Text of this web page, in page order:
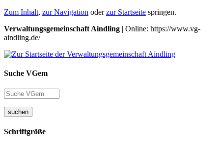
Zum Inhalt, zur Navigation oderzur Startseite springen.
Verwaltungsgemeinschaft Aindling | Online: https://www.vg-
aindling.de/
Suche VGem
suchen
Schriftgröße